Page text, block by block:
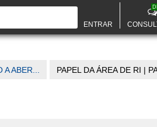
ENTRAR
ABER... PAPEL DA ÁREA DE RI |